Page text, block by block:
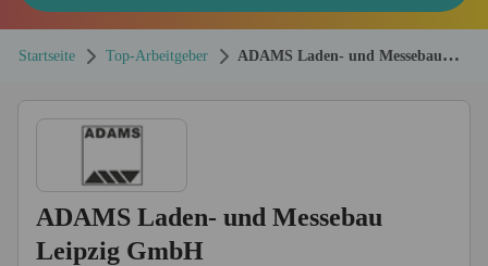
Startseite Top-Arbeitgeber
ADAMS Laden- und Messebau
ADAMS Laden- und Messebau
Leipzig GmbH